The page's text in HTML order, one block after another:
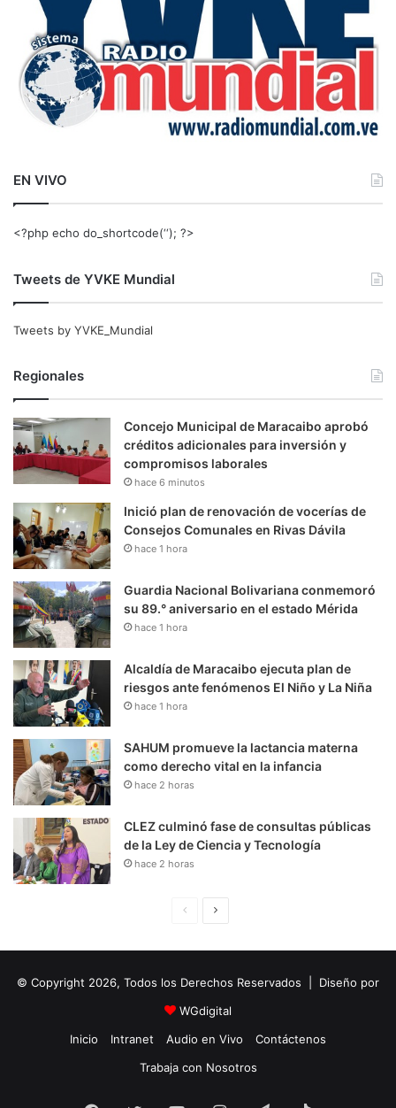
EN VIVO
<?php echo do_shortcode(‘‘); ?>
Tweets de YVKE Mundial
Tweets by YVKE_Mundial
Regionales
Concejo Municipal de Maracaibo aprobó
créditos adicionales para inversión y
compromisos laborales
hace 6 minutos
Inició plan de renovación de vocerías de
Consejos Comunales en Rivas Dávila
hace 1 hora
Guardia Nacional Bolivariana conmemoró
su 89.° aniversario en el estado Mérida
hace 1 hora
Alcaldía de Maracaibo ejecuta plan de
riesgos ante fenómenos El Niño y La Niña
hace 1 hora
SAHUM promueve la lactancia materna
como derecho vital en la infancia
hace 2 horas
CLEZ culminó fase de consultas públicas
de la Ley de Ciencia y Tecnología
hace 2 horas
i
n
a
u
i
e
© Copyright 2026, Todos los Derechos Reservados | Diseño por
WGdigital
Inicio
Intranet Audio en Vivo
Contáctenos
Trabaja con Nosotros